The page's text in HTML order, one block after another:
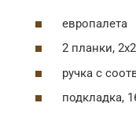
европалета
2 планки,
ручка с
подкладка,